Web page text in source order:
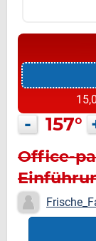
- 157°
Office-
Partner